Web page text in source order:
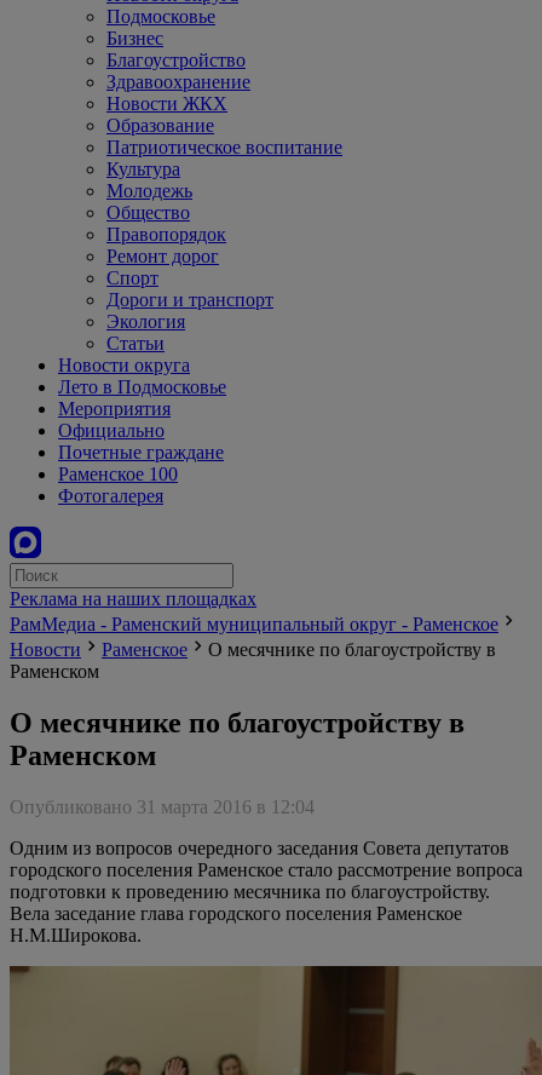
Подмосковье
Бизнес
Благоустройство
Здравоохранение
Новости ЖКХ
Образование
Патриотическое воспитание
Культура
Молодежь
Общество
Правопорядок
Ремонт дорог
Спорт
Дороги и транспорт
Экология
Статьи
Новости округа
Лето в Подмосковье
Мероприятия
Официально
Почетные граждане
Раменское 100
Фотогалерея
Реклама на наших площадках
РамМедиа - Раменский муниципальный округ - Раменское
Новости
Раменское
О месячнике по благоустройству в
Раменском
О месячнике по благоустройству в
Раменском
Опубликовано 31 марта 2016 в 12:04
Одним из вопросов очередного заседания Совета депутатов
городского поселения Раменское стало рассмотрение вопроса
подготовки к проведению месячника по благоустройству.
Вела заседание глава городского поселения Раменское
Н.М.Широкова.